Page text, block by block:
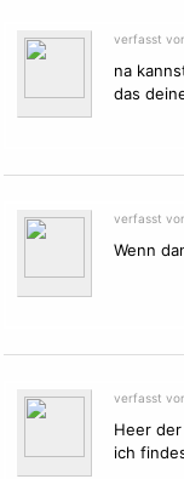
verfasst
na
das
verfasst
Wenn
verfasst
Heer
ich